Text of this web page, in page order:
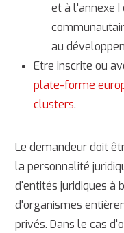
et à l'annexe
au
Etre inscrite ou
plate-forme
clusters.
Le demandeur doit
la personnalité
d'entités juridiques à
d'organismes
privés. Dans le cas